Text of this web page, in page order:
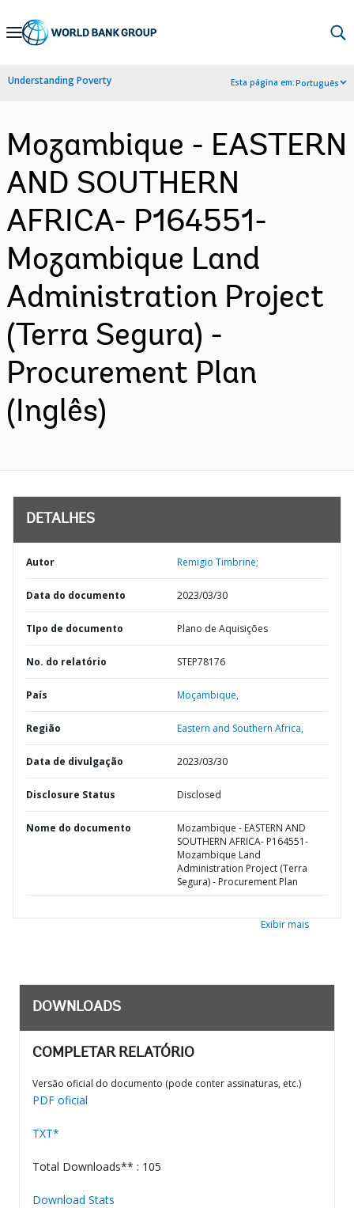
Skip
Navigation
Understanding Poverty Esta página em:Português
Mozambique - EASTERN
AND SOUTHERN
AFRICA- P164551-
Mozambique Land
Administration Project
(Terra Segura) -
Procurement Plan
(Inglês)
DETALHES
Autor Remigio Timbrine;
Data do documento 2023/03/30
TIpo de documento Plano de Aquisições
No. do relatório STEP78176
País Moçambique,
Região Eastern and Southern Africa,
Data de divulgação 2023/03/30
Disclosure Status Disclosed
Nome do documento
Mozambique - EASTERN AND
SOUTHERN AFRICA- P164551-
Mozambique Land
Administration Project (Terra
Segura) - Procurement Plan
Exibir mais
DOWNLOADS
COMPLETAR RELATÓRIO
Versão oficial do documento (pode conter assinaturas, etc.)
PDF oficial
TXT*
Total Downloads** : 105
Download Stats